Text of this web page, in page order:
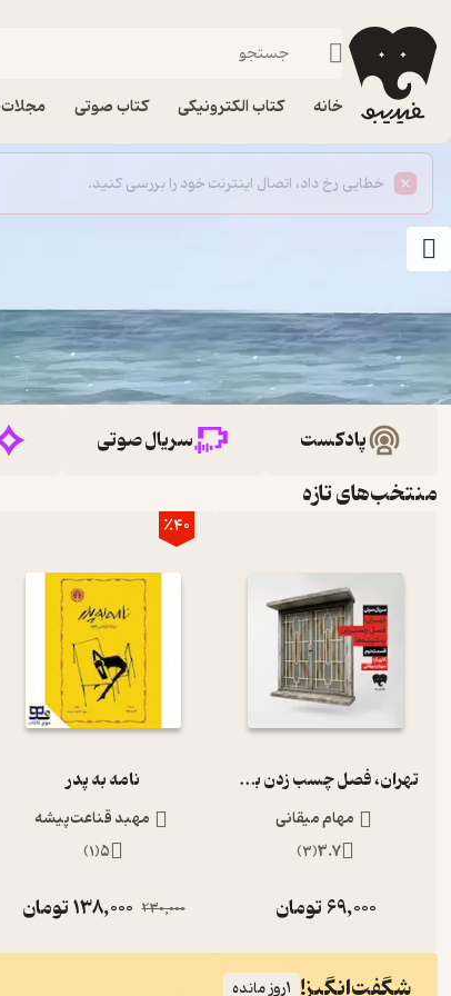
خانه کتاب الکترونیکی کتاب صوتی مجلات
پادکست سریال صوتی
منتخب‌های تازه
تهران، فصل چسب زدن به شیشه‌ها (قسمت دوم)
مهام میقانی
3.7
(
3
)
69,000تومان
٪40
نامه به پدر
مهبد قناعت‌پیشه
5
(
1
)
230,000
138,000تومان
شگفت‌انگیز! 1روز مانده